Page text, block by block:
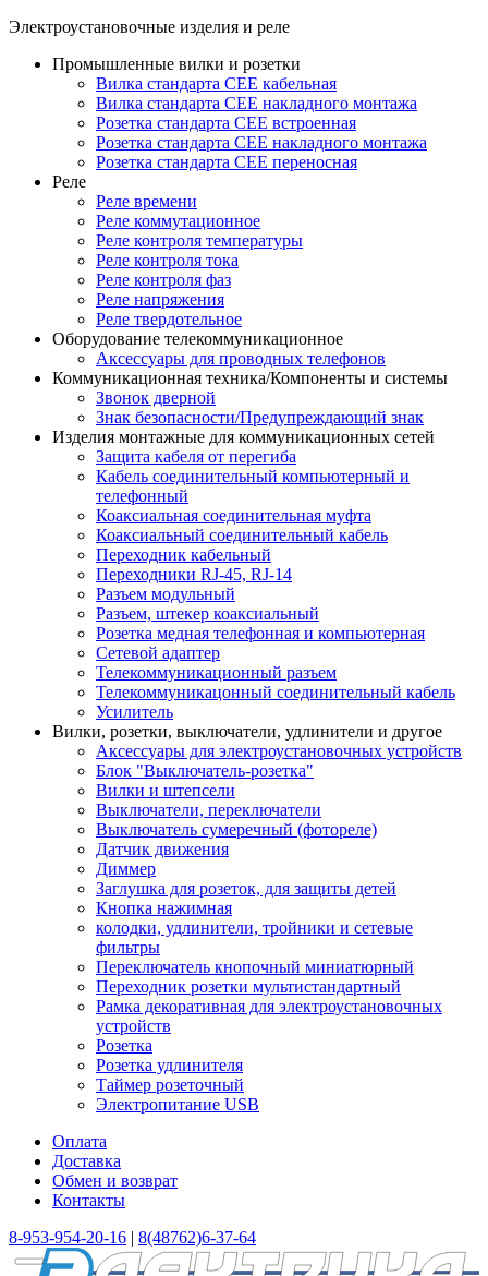
Электроустановочные изделия и реле
Промышленные вилки и розетки
Вилка стандарта CEE кабельная
Вилка стандарта CEE накладного монтажа
Розетка стандарта CEE встроенная
Розетка стандарта СЕЕ накладного монтажа
Розетка стандарта СЕЕ переносная
Реле
Реле времени
Реле коммутационное
Реле контроля температуры
Реле контроля тока
Реле контроля фаз
Реле напряжения
Реле твердотельное
Оборудование телекоммуникационное
Аксессуары для проводных телефонов
Коммуникационная техника/Компоненты и системы
Звонок дверной
Знак безопасности/Предупреждающий знак
Изделия монтажные для коммуникационных сетей
Защита кабеля от перегиба
Кабель соединительный компьютерный и
телефонный
Коаксиальная соединительная муфта
Коаксиальный соединительный кабель
Переходник кабельный
Переходники RJ-45, RJ-14
Разъем модульный
Разъем, штекер коаксиальный
Розетка медная телефонная и компьютерная
Сетевой адаптер
Телекоммуникационный разъем
Телекоммуникацонный соединительный кабель
Усилитель
Вилки, розетки, выключатели, удлинители и другое
Аксессуары для электроустановочных устройств
Блок "Выключатель-розетка"
Вилки и штепсели
Выключатели, переключатели
Выключатель сумеречный (фотореле)
Датчик движения
Диммер
Заглушка для розеток, для защиты детей
Кнопка нажимная
колодки, удлинители, тройники и сетевые
фильтры
Переключатель кнопочный миниатюрный
Переходник розетки мультистандартный
Рамка декоративная для электроустановочных
устройств
Розетка
Розетка удлинителя
Таймер розеточный
Электропитание USB
Оплата
Доставка
Обмен и возврат
Контакты
8-953-954-20-16 | 8(48762)6-37-64